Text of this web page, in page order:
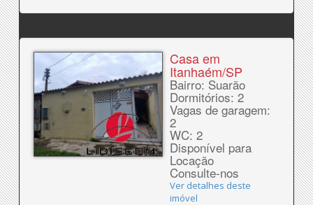
Casa em
Itanhaém/SP
Bairro: Suarão
Dormitórios: 2
Vagas de garagem:
2
WC: 2
Disponível para
Locação
Consulte-nos
Ver detalhes deste
imóvel